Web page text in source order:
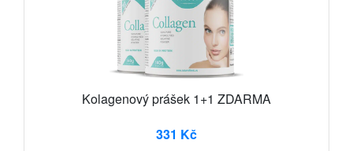
Kolagenový prášek 1+1 ZDARMA
331 Kč